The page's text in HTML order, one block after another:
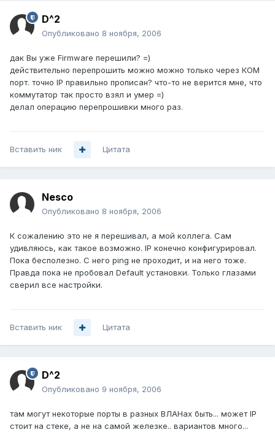
D^2
Опубликовано 8 ноября, 2006
дак Вы уже Firmware перешили? =)
действительно перепрошить можно можно только через КОМ
порт. точно IP правильно прописан? что-то не верится мне, что
коммутатор так просто взял и умер =)
делал операцию перепрошивки много раз.
Вставить ник Цитата
Nesco
Опубликовано 8 ноября, 2006
К сожалению это не я перешивал, а мой коллега. Сам
удивляюсь, как такое возможно. IP конечно конфигурировал.
Пока бесполезно. С него ping не проходит, и на него тоже.
Правда пока не пробовал Default установки. Только глазами
сверил все настройки.
Вставить ник Цитата
D^2
Опубликовано 9 ноября, 2006
там могут некоторые порты в разных ВЛАНах быть... может IP
стоит на стеке, а не на самой железке.. вариантов много...